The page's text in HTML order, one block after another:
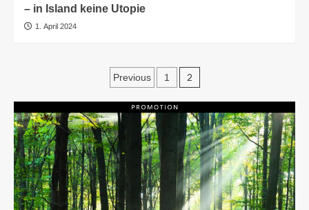
– in Island keine Utopie
1. April 2024
der
Beiträge
Previous 1 2